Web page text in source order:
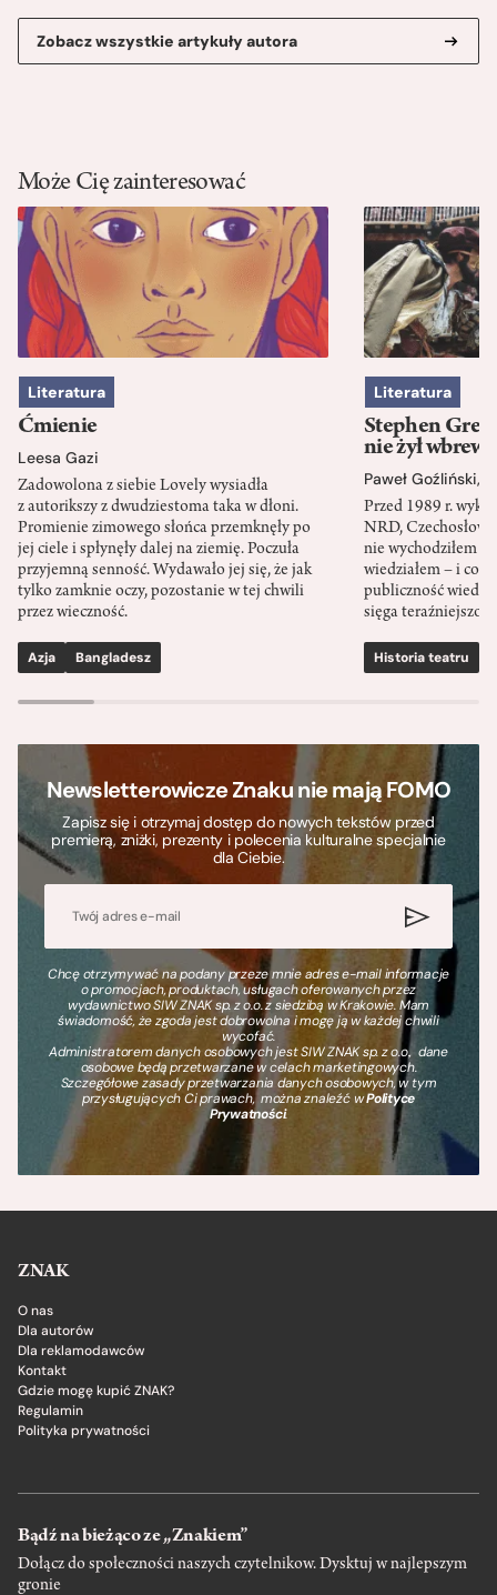
Zobacz wszystkie artykuły autora
Może Cię zainteresować
Literatura
Ćmienie
Leesa Gazi
Zadowolona z siebie Lovely wysiadła
z autorikszy z dwudziestoma taka w dłoni.
Promienie zimowego słońca przemknęły po
jej ciele i spłynęły dalej na ziemię. Poczuła
przyjemną senność. Wydawało jej się, że jak
tylko zamknie oczy, pozostanie w tej chwili
przez wieczność.
Azja Bangladesz
Literatura
Stephen
nie żył wbrew
Paweł Goźliński,
Przed 1989 r.
NRD,
nie wychodziłem
wiedziałem – i co
publiczność
sięga
Historia teatru
Newsletterowicze Znaku nie mają FOMO
Zapisz się i otrzymaj dostęp do nowych tekstów przed
premierą, zniżki, prezenty i polecenia kulturalne specjalnie
dla Ciebie.
Chcę otrzymywać na podany przeze mnie adres e-mail informacje
o promocjach, produktach, usługach oferowanych przez
wydawnictwo SIW ZNAK sp. z o.o. z siedzibą w Krakowie. Mam
świadomość, że zgoda jest dobrowolna i mogę ją w każdej chwili
wycofać.
Administratorem danych osobowych jest SIW ZNAK sp. z o.o., dane
osobowe będą przetwarzane w celach marketingowych.
Szczegółowe zasady przetwarzania danych osobowych, w tym
przysługujących Ci prawach, można znaleźć wPolityce
Prywatności.
ZNAK
O nas
Dla autorów
Dla reklamodawców
Kontakt
Gdzie mogę kupić ZNAK?
Regulamin
Polityka prywatności
Bądź na bieżąco ze „Znakiem”
Dołącz do społeczności naszych czytelnikow. Dysktuj w najlepszym
gronie